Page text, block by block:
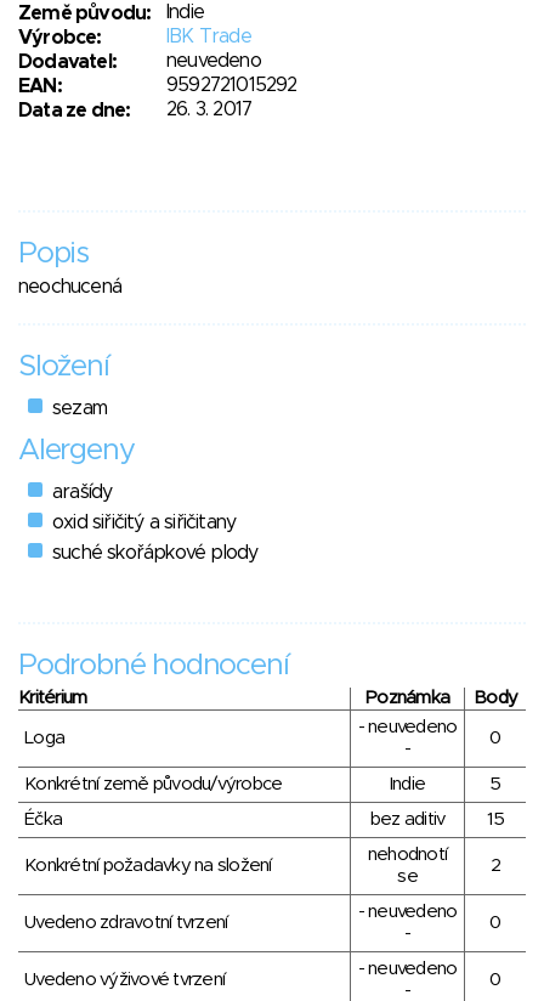
Země původu:
Indie
Výrobce:
IBK Trade
Dodavatel:
neuvedeno
EAN:
9592721015292
Data ze dne:
26. 3. 2017
Popis
neochucená
Složení
sezam
Alergeny
arašídy
oxid siřičitý a siřičitany
suché skořápkové plody
Podrobné hodnocení
Kritérium Poznámka Body
Loga
- neuvedeno
-
0
Konkrétní země původu/výrobce Indie
5
Éčka
bez aditiv 15
Konkrétní požadavky na složení
nehodnotí
se
2
Uvedeno zdravotní tvrzení
- neuvedeno
-
0
Uvedeno výživové tvrzení
- neuvedeno
-
0